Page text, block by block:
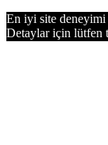
En iyi site deneyimi
Detaylar için lütfen